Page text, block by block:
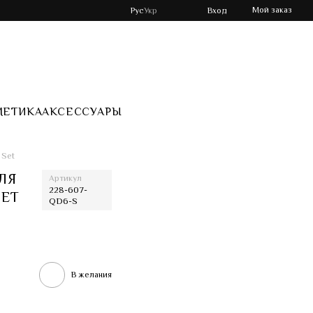
РусУкр Вход Мой заказ
АКСЕССУАРЫ
Артикул
228-607-
QD6-S
В желания